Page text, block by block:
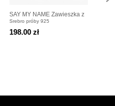
SAY MY NAME Zawieszka z
literką srebrną
Srebro próby 925
198.00 zł